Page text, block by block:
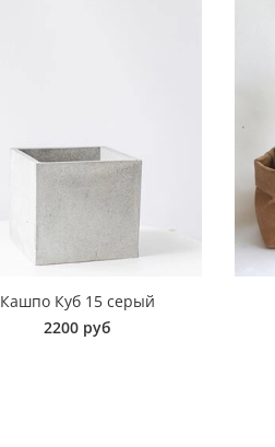
Кашпо Куб 15 серый
2200 руб